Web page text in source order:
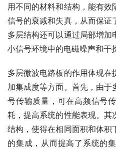
用不同的材料和结构，能有
信号的衰减和失真，从而保证
多层结构还可以通过局部增
小信号环境中的电磁噪声和干
多层微波电路板的作用体现
加集成度等方面。首先，由
号传输质量，可在高频信号
耗，提高系统的性能表现。
结构，使得在相同面积和体
的集成，从而提高了系统的